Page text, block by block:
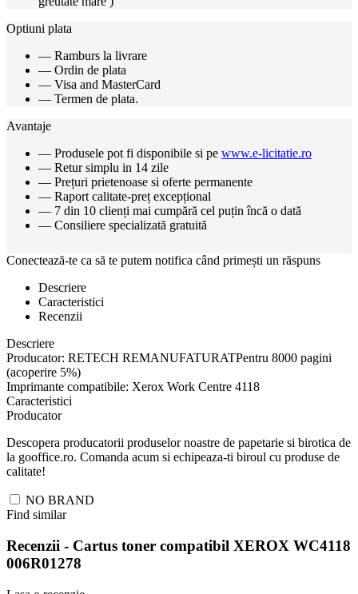
Optiuni plata
— Ramburs la livrare
— Ordin de plata
— Visa and MasterCard
— Termen de plata.
Avantaje
— Produsele pot fi disponibile si pe www.e-licitatie.ro
— Retur simplu in 14 zile
— Prețuri prietenoase si oferte permanente
— Raport calitate-preț excepțional
— 7 din 10 clienți mai cumpără cel puțin încă o dată
— Consiliere specializată gratuită
Conectează-te ca să te putem notifica când primești un răspuns
Descriere
Caracteristici
Recenzii
Descriere
Producator: RETECH REMANUFATURATPentru 8000 pagini
(acoperire 5%)
Imprimante compatibile: Xerox Work Centre 4118
Caracteristici
Producator
Descopera producatorii produselor noastre de papetarie si birotica de
la gooffice.ro. Comanda acum si echipeaza-ti biroul cu produse de
calitate!
NO BRAND
Find similar
Recenzii - Cartus toner compatibil XEROX WC4118
006R01278